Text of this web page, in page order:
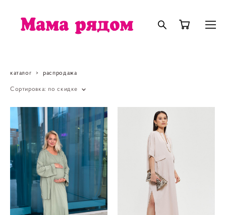
каталог > распродажа
Сортировка: по скидке